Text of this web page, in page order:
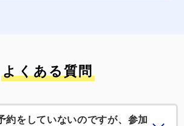
よくある質問
約をしていないのですが、参加